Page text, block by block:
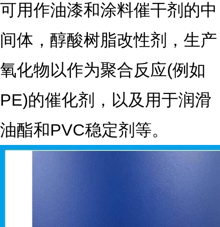
可用作油漆和涂料催干剂的中
间体，醇酸树脂改性剂，生产
氧化物以作为聚合反应(例如
PE)的催化剂，以及用于润滑
油酯和PVC稳定剂等。